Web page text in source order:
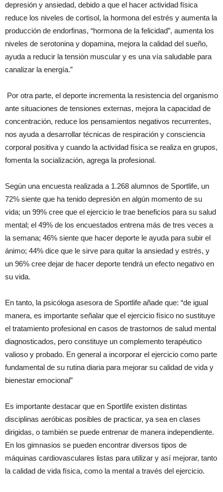
depresión y ansiedad, debido a que el hacer actividad física
reduce los niveles de cortisol, la hormona del estrés y aumenta la
producción de endorfinas, “hormona de la felicidad”, aumenta los
niveles de serotonina y dopamina, mejora la calidad del sueño,
ayuda a reducir la tensión muscular y es una vía saludable para
canalizar la energía.”
Por otra parte, el deporte incrementa la resistencia del organismo
ante situaciones de tensiones externas, mejora la capacidad de
concentración, reduce los pensamientos negativos recurrentes,
nos ayuda a desarrollar técnicas de respiración y consciencia
corporal positiva y cuando la actividad física se realiza en grupos,
fomenta la socialización, agrega la profesional.
Según una encuesta realizada a 1.268 alumnos de Sportlife, un
72% siente que ha tenido depresión en algún momento de su
vida; un 99% cree que el ejercicio le trae beneficios para su salud
mental; el 49% de los encuestados entrena más de tres veces a
la semana; 46% siente que hacer deporte le ayuda para subir el
ánimo; 44% dice que le sirve para quitar la ansiedad y estrés, y
un 96% cree dejar de hacer deporte tendrá un efecto negativo en
su vida.
En tanto, la psicóloga asesora de Sportlife añade que: “de igual
manera, es importante señalar que el ejercicio físico no sustituye
el tratamiento profesional en casos de trastornos de salud mental
diagnosticados, pero constituye un complemento terapéutico
valioso y probado. En general a incorporar el ejercicio como parte
fundamental de su rutina diaria para mejorar su calidad de vida y
bienestar emocional”
Es importante destacar que en Sportlife existen distintas
disciplinas aeróbicas posibles de practicar, ya sea en clases
dirigidas, o también se puede entrenar de manera independiente.
En los gimnasios se pueden encontrar diversos tipos de
máquinas cardiovasculares listas para utilizar y así mejorar, tanto
la calidad de vida física, como la mental a través del ejercicio.